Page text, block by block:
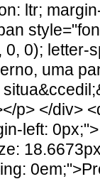
ltr;
0, 0); letter-
uma
p> </div>
left: